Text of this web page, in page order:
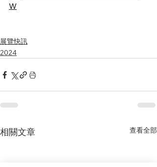
W
展覽快訊
2024
相關文章 查看全部